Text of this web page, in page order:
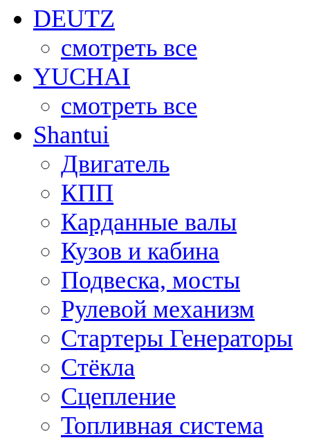
DEUTZ
смотреть все
YUCHAI
смотреть все
Shantui
Двигатель
КПП
Карданные валы
Кузов и кабина
Подвеска, мосты
Рулевой механизм
Стартеры Генераторы
Стёкла
Сцепление
Топливная система